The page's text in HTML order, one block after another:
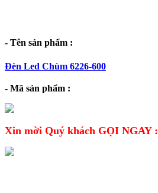
- Tên sản phẩm :
Đèn Led Chùm 6226-600
- Mã sản phẩm :
Xin mời Quý khách GỌI NGAY :